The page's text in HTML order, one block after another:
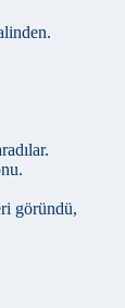
göründü,